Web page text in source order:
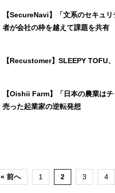
【SecureNavi】「文系のセキュ
者が会社の枠を越えて課題を共有
【Recustomer】SLEEPY TOFU
【Oishii Farm】「日本の農業は
売った起業家の逆転発想
« 前へ 1 2 3 4